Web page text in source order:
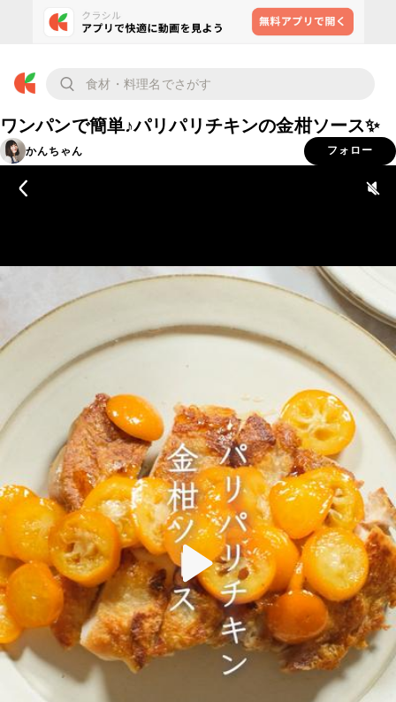
ワンパンで簡単♪パリパリチキンの金柑ソース✨
かんちゃん フォロー